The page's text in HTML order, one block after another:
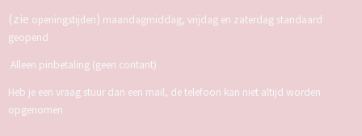
(zie openingstijden) maandagmiddag, vrijdag en zaterdag standaard
geopend
Alleen pinbetaling (geen contant)
Heb je een vraag stuur dan een mail, de telefoon kan niet altijd worden
opgenomen